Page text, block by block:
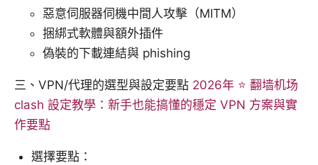
惡意伺服器伺機中間人攻擊（MITM）
捆綁式軟體與額外插件
偽裝的下載連結與 phishing
三、VPN/代理的選型與設定要點 2026年 ⭐ 翻墙机场
clash 設定教學：新手也能搞懂的穩定 VPN 方案與實
作要點
選擇要點：